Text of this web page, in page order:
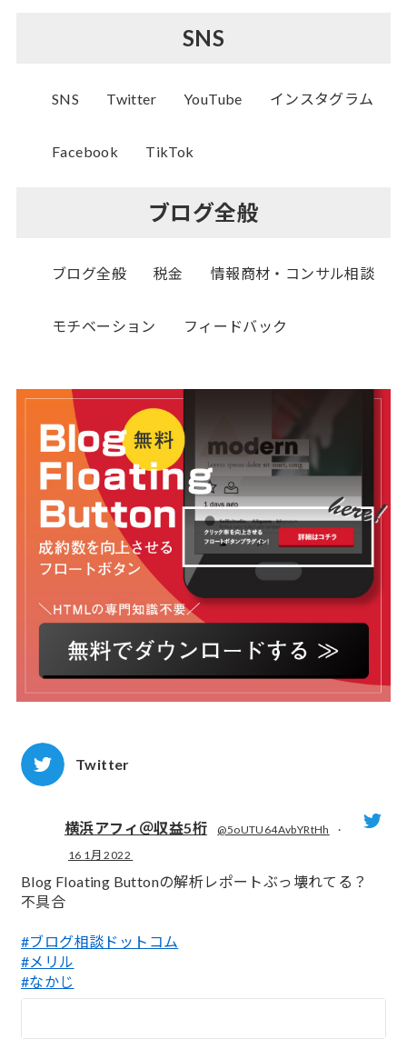
SNS
SNS Twitter YouTube インスタグラム
Facebook TikTok
ブログ全般
ブログ全般 税金 情報商材・コンサル相談
モチベーション フィードバック
Twitter
横浜アフィ＠収益5桁 @5oUTU64AvbYRtHh
·
16 1月 2022
Blog Floating Buttonの解析レポートぶっ壊れてる？
不具合
#ブログ相談ドットコム
#メリル
#なかじ